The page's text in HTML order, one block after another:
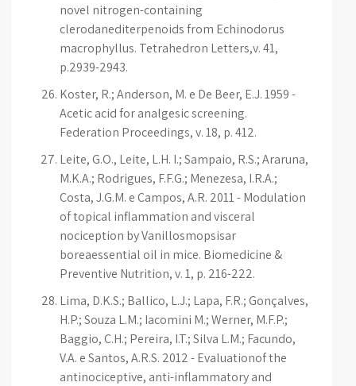
novel nitrogen-containing
clerodanediterpenoids from Echinodorus
macrophyllus. Tetrahedron Letters,v. 41,
p.2939-2943.
Koster, R.; Anderson, M. e De Beer, E.J. 1959 -
Acetic acid for analgesic screening.
Federation Proceedings, v. 18, p. 412.
Leite, G.O., Leite, L.H. I.; Sampaio, R.S.; Araruna,
M.K.A.; Rodrigues, F.F.G.; Menezesa, I.R.A.;
Costa, J.G.M. e Campos, A.R. 2011 - Modulation
of topical inflammation and visceral
nociception by Vanillosmopsisar
boreaessential oil in mice. Biomedicine &
Preventive Nutrition, v. 1, p. 216-222.
Lima, D.K.S.; Ballico, L.J.; Lapa, F.R.; Gonçalves,
H.P.; Souza L.M.; Iacomini M.; Werner, M.F.P.;
Baggio, C.H.; Pereira, I.T.; Silva L.M.; Facundo,
V.A. e Santos, A.R.S. 2012 - Evaluationof the
antinociceptive, anti-inflammatory and